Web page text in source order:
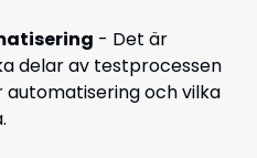
- Det är
delar av testprocessen
och vilka